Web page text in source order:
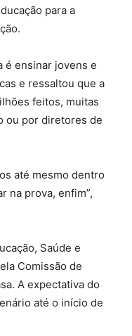
para a
é ensinar jovens e
e ressaltou que a
feitos, muitas
ou por diretores de
até mesmo dentro
na prova, enfim”,
Saúde e
Comissão de
A expectativa do
até o início de